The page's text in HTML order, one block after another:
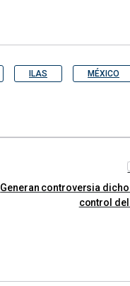
ILAS MÉXICO
Generan controversia
control del